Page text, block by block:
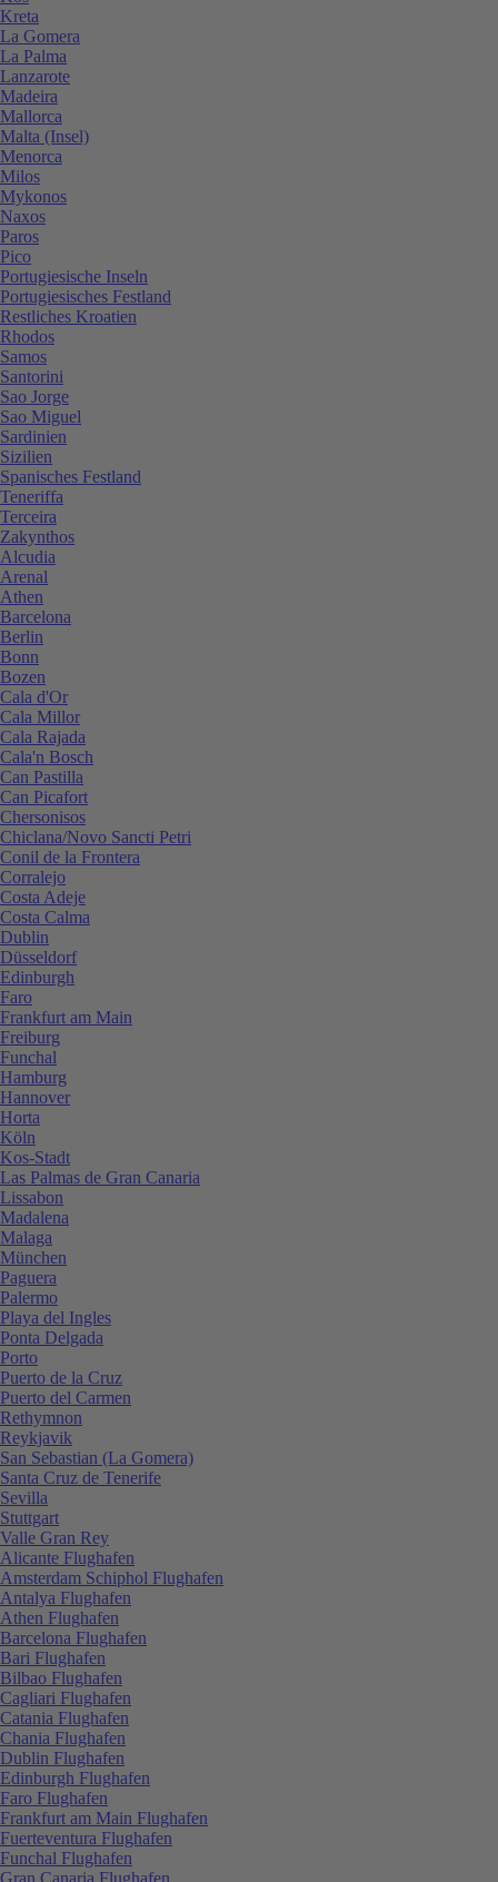
Kreta
La Gomera
La Palma
Lanzarote
Madeira
Mallorca
Malta (Insel)
Menorca
Milos
Mykonos
Naxos
Paros
Pico
Portugiesische Inseln
Portugiesisches Festland
Restliches Kroatien
Rhodos
Samos
Santorini
Sao Jorge
Sao Miguel
Sardinien
Sizilien
Spanisches Festland
Teneriffa
Terceira
Zakynthos
Alcudia
Arenal
Athen
Barcelona
Berlin
Bonn
Bozen
Cala d'Or
Cala Millor
Cala Rajada
Cala'n Bosch
Can Pastilla
Can Picafort
Chersonisos
Chiclana/Novo Sancti Petri
Conil de la Frontera
Corralejo
Costa Adeje
Costa Calma
Dublin
Düsseldorf
Edinburgh
Faro
Frankfurt am Main
Freiburg
Funchal
Hamburg
Hannover
Horta
Köln
Kos-Stadt
Las Palmas de Gran Canaria
Lissabon
Madalena
Malaga
München
Paguera
Palermo
Playa del Ingles
Ponta Delgada
Porto
Puerto de la Cruz
Puerto del Carmen
Rethymnon
Reykjavik
San Sebastian (La Gomera)
Santa Cruz de Tenerife
Sevilla
Stuttgart
Valle Gran Rey
Alicante Flughafen
Amsterdam Schiphol Flughafen
Antalya Flughafen
Athen Flughafen
Barcelona Flughafen
Bari Flughafen
Bilbao Flughafen
Cagliari Flughafen
Catania Flughafen
Chania Flughafen
Dublin Flughafen
Edinburgh Flughafen
Faro Flughafen
Frankfurt am Main Flughafen
Fuerteventura Flughafen
Funchal Flughafen
Gran Canaria Flughafen